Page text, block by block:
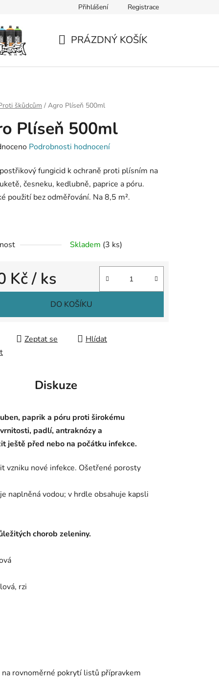
Přihlášení Registrace
PRÁZDNÝ KOŠÍK
škůdcům / Agro Plíseň 500ml
Plíseň 500ml
Podrobnosti hodnocení
fungicid k ochraně proti plísním na
česneku, kedlubně, paprice a póru.
použití bez odměřování. Na 8,5 m².
Skladem (3 ks)
Kč/ ks
DO KOŠÍKU
Zeptat se
Hlídat
Diskuze
paprik a póru proti širokému
padlí, antraknózy a
ještě před nebo na počátku infekce.
vzniku nové infekce. Ošetřené porosty
naplněná vodou; v hrdle obsahuje kapsli
chorob zeleniny.
rzi
rovnoměrné pokrytí listů přípravkem